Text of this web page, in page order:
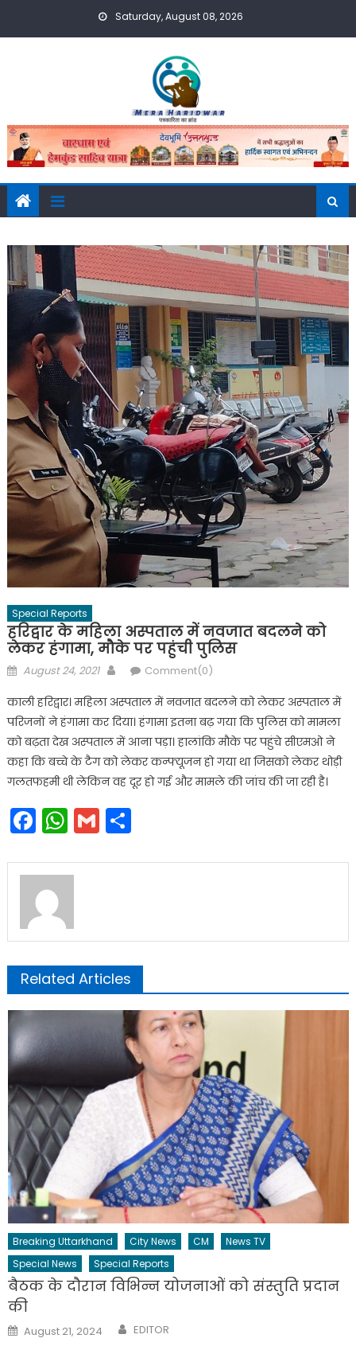
Saturday, August 08, 2026
Special Reports
हरिद्वार के महिला अस्पताल में नवजात बदलने को
लेकर हंगामा, मौके पर पहुंची पुलिस
Posted
August 24, 2021 AuthorComment(0)
काली हरिद्वार। महिला अस्पताल में नवजात बदलने को लेकर अस्पताल में
परिजनों ने हंगामा कर दिया। हंगामा इतना बढ़ गया कि पुलिस को मामला
को बढ़ता देख अस्पताल में आना पड़ा। हालांकि मौके पर पहुंचे सीएमओ ने
कहा कि बच्चे के टैग को लेकर कन्फ्यूजन हो गया था जिसको लेकर थोड़ी
गलतफहमी थी लेकिन वह दूर हो गई और मामले की जांच की जा रही है।
Facebook
WhatsApp
GmailShare
Related Articles
Breaking Uttarkhand City News CM
News TV
Special News
Special Reports
बैठक के दौरान विभिन्न योजनाओं को संस्तुति प्रदान
की
Posted
on
August 21, 2024 Author
EDITOR